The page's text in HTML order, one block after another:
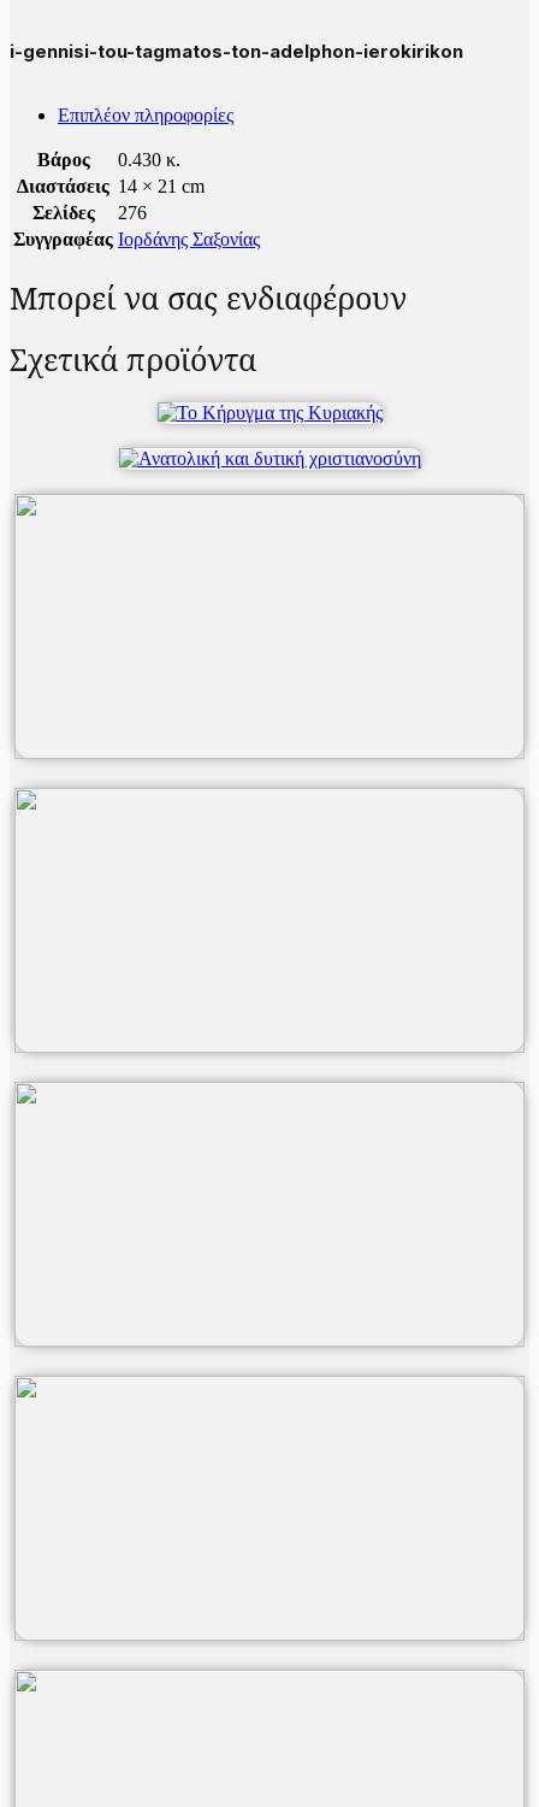
i-gennisi-tou-tagmatos-ton-adelphon-ierokirikon
Επιπλέον πληροφορίες
Βάρος
0.430 κ.
Διαστάσεις 14 × 21 cm
Σελίδες
276
Συγγραφέας Ιορδάνης Σαξονίας
Μπορεί να σας ενδιαφέρουν
Σχετικά προϊόντα